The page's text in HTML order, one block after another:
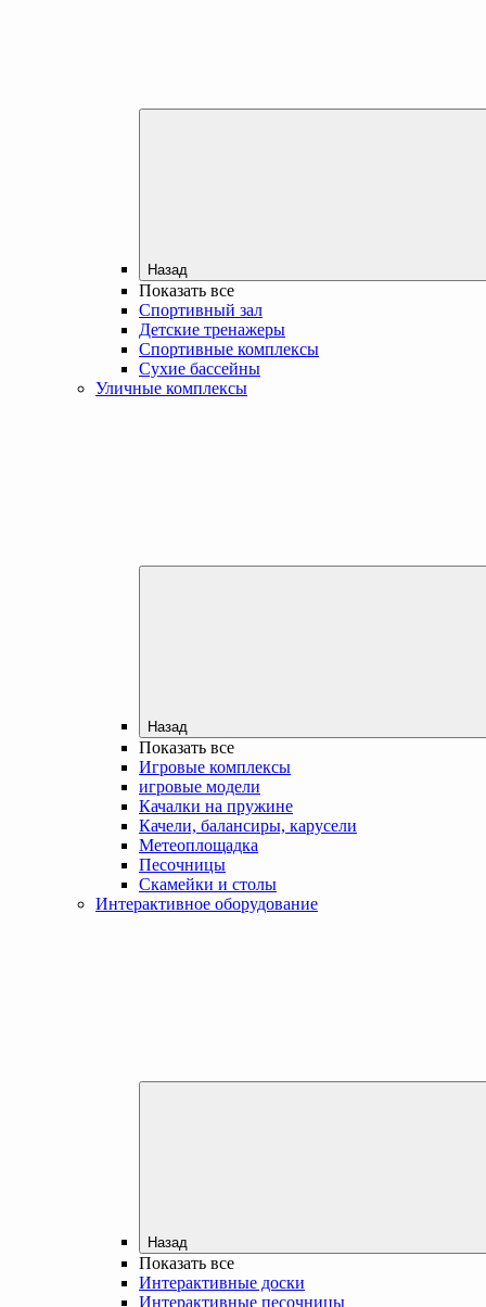
Назад
Показать все
Спортивный зал
Детские тренажеры
Спортивные комплексы
Сухие бассейны
Уличные комплексы
Назад
Показать все
Игровые комплексы
игровые модели
Качалки на пружине
Качели, балансиры, карусели
Метеоплощадка
Песочницы
Скамейки и столы
Интерактивное оборудование
Назад
Показать все
Интерактивные доски
Интерактивные песочницы